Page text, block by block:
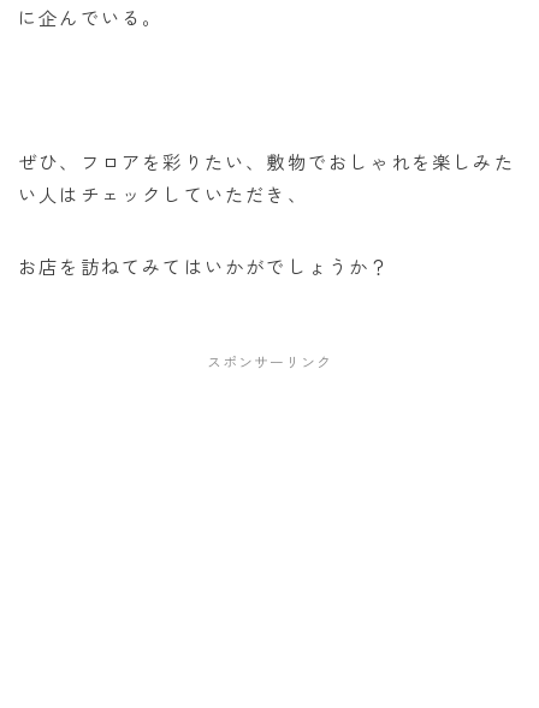
に企んでいる。
ぜひ、フロアを彩りたい、敷物でおしゃれを楽しみた
い人はチェックしていただき、
お店を訪ねてみてはいかがでしょうか？
スポンサーリンク